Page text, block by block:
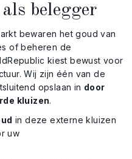
belegger
bewaren het goud van
of beheren de
kiest bewust voor
Wij zijn één van de
opslaan in door
kluizen.
in deze externe kluizen
uw